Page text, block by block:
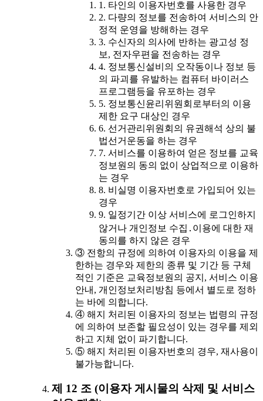
1. 타인의 이용자번호를 사용한 경우
2. 다량의 정보를 전송하여 서비스의 안
정적 운영을 방해하는 경우
3. 수신자의 의사에 반하는 광고성 정
보, 전자우편을 전송하는 경우
4. 정보통신설비의 오작동이나 정보 등
의 파괴를 유발하는 컴퓨터 바이러스
프로그램등을 유포하는 경우
5. 정보통신윤리위원회로부터의 이용
제한 요구 대상인 경우
6. 선거관리위원회의 유권해석 상의 불
법선거운동을 하는 경우
7. 서비스를 이용하여 얻은 정보를 교육
정보원의 동의 없이 상업적으로 이용하
는 경우
8. 비실명 이용자번호로 가입되어 있는
경우
9. 일정기간 이상 서비스에 로그인하지
않거나 개인정보 수집․이용에 대한 재
동의를 하지 않은 경우
③ 전항의 규정에 의하여 이용자의 이용을 제
한하는 경우와 제한의 종류 및 기간 등 구체
적인 기준은 교육정보원의 공지, 서비스 이용
안내, 개인정보처리방침 등에서 별도로 정하
는 바에 의합니다.
④ 해지 처리된 이용자의 정보는 법령의 규정
에 의하여 보존할 필요성이 있는 경우를 제외
하고 지체 없이 파기합니다.
⑤ 해지 처리된 이용자번호의 경우, 재사용이
불가능합니다.
제 12 조 (이용자 게시물의 삭제 및 서비스